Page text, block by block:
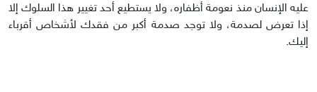
عليه الإنسان منذ نعومة أظفاره، ولا يستطيع أحد تغيير هذا السلوك إلا
إذا تعرض لصدمة، ولا توجد صدمة أكبر من فقدك لأشخاص أقرباء
إليك.